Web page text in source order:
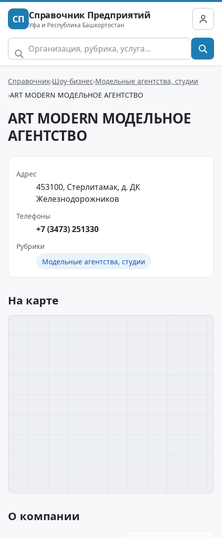
СП Справочник Предприятий
Уфа и Республика Башкортостан
Справочник Шоу-бизнес Модельные агентства, студии
ART MODERN МОДЕЛЬНОЕ АГЕНТСТВО
ART MODERN МОДЕЛЬНОЕ
АГЕНТСТВО
Адрес
453100, Стерлитамак, д. ДК
Железнодорожников
Телефоны
+7 (3473) 251330
Рубрики
Модельные агентства, студии
На карте
О компании